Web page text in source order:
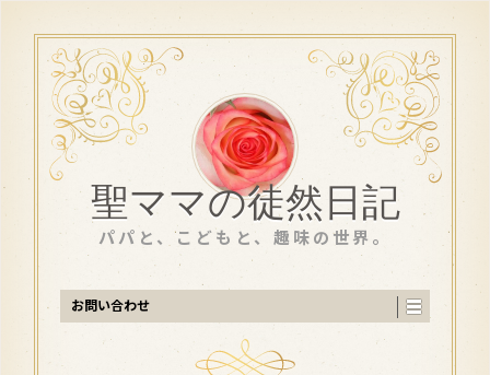
聖ママの徒然日記
パパと、こどもと、趣味の世界。
お問い合わせ